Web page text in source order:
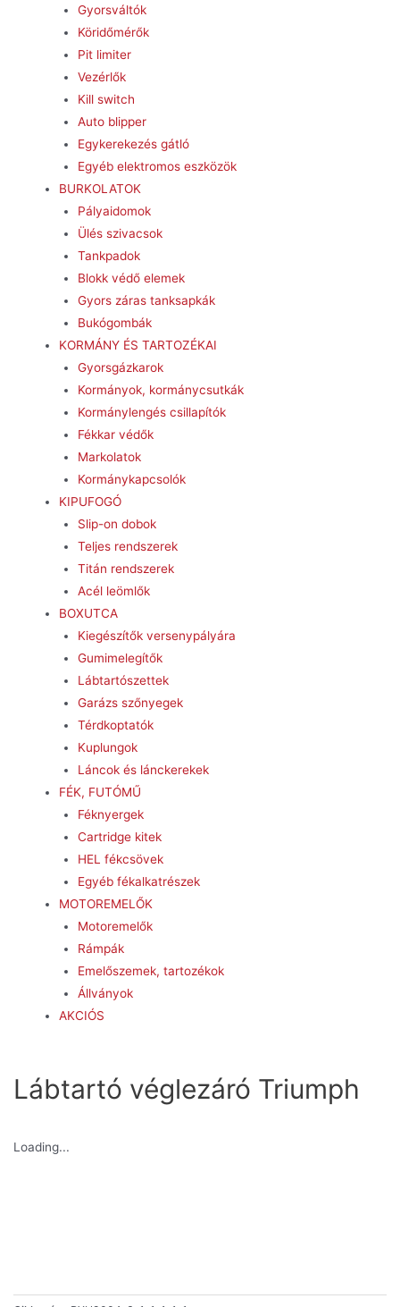
Gyorsváltók
Köridőmérők
Pit limiter
Vezérlők
Kill switch
Auto blipper
Egykerekezés gátló
Egyéb elektromos eszközök
BURKOLATOK
Pályaidomok
Ülés szivacsok
Tankpadok
Blokk védő elemek
Gyors záras tanksapkák
Bukógombák
KORMÁNY ÉS TARTOZÉKAI
Gyorsgázkarok
Kormányok, kormánycsutkák
Kormánylengés csillapítók
Fékkar védők
Markolatok
Kormánykapcsolók
KIPUFOGÓ
Slip-on dobok
Teljes rendszerek
Titán rendszerek
Acél leömlők
BOXUTCA
Kiegészítők versenypályára
Gumimelegítők
Lábtartószettek
Garázs szőnyegek
Térdkoptatók
Kuplungok
Láncok és lánckerekek
FÉK, FUTÓMŰ
Féknyergek
Cartridge kitek
HEL fékcsövek
Egyéb fékalkatrészek
MOTOREMELŐK
Motoremelők
Rámpák
Emelőszemek, tartozékok
Állványok
AKCIÓS
Lábtartó véglezáró Triumph
Loading...